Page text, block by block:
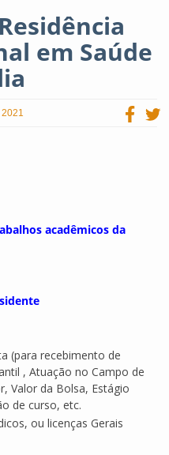
em Saúde
acadêmicos da
(para recebimento de
, Atuação no Campo de
Valor da Bolsa, Estágio
de curso, etc.
ou licenças Gerais